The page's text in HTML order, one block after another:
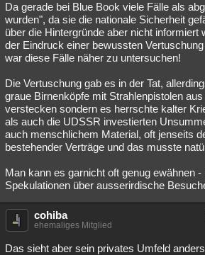
Astronomie Helpdesk Gruppen
Musik Clash Verbesserungen
Besucht Teilgenommen Alle Neue
Lesenswert Schlüsselwörter
Da gerade bei Blue Book viele Fälle als
wurden", da sie die nationale Sicherheit
über die Hintergründe aber nicht informiert
der Eindruck einer bewussten
war diese Fälle näher zu untersuchen!
Die Vertuschung gab es in der Tat,
graue Birnenköpfe mit Strahlenpistolen
verstecken sondern es herrschte kalter
als auch die UDSSR investierten
auch menschlichem Material, oft jenseits
bestehender Verträge und das musste
Man kann es garnicht oft genug ewähnen
Spekulationen über ausserirdische
cohiba
ehemaliges Mitglied
Das sieht aber sein privates Umfeld